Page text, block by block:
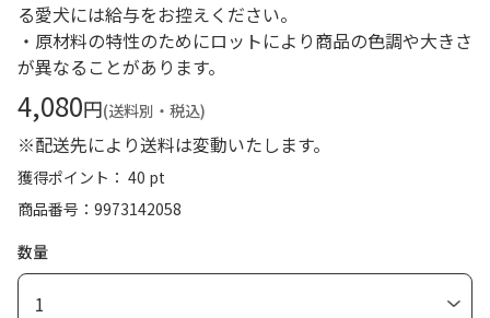
る愛犬には給与をお控えください。
・原材料の特性のためにロットにより商品の色調や大きさ
が異なることがあります。
4,080円(送料別・税込)
※配送先により送料は変動いたします。
獲得ポイント： 40 pt
商品番号
9973142058
数量
1